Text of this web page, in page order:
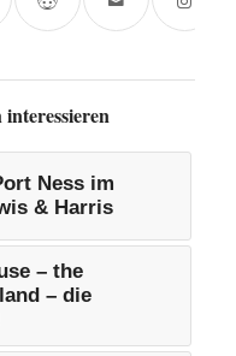
Ness im
& Harris
– the
– die